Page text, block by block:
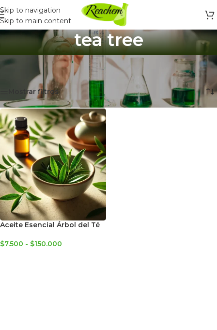
Skip to navigation
Skip to main content
tea tree
Inicio
Productos etiquetados “tea tree”
Mostrando el único resultado
Mostrar filtros
Aceite Esencial Árbol del Té
$7.500 - $150.000